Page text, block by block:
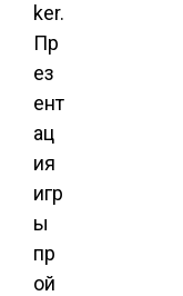
ker.
Пр
ез
ент
ац
ия
игр
ы
пр
ой